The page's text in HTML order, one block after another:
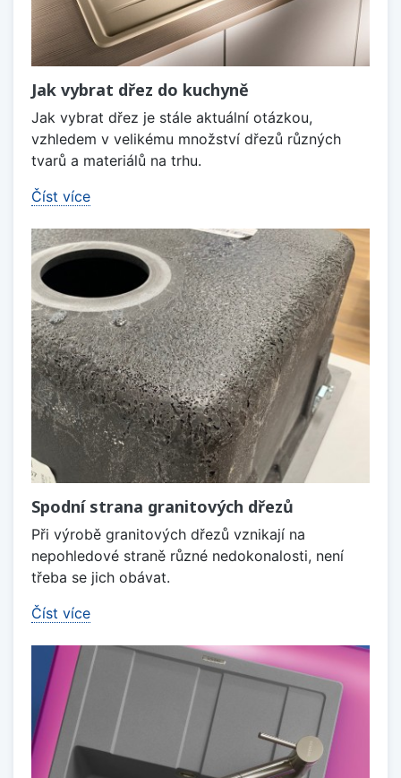
Jak vybrat dřez do kuchyně
Jak vybrat dřez je stále aktuální otázkou,
vzhledem v velikému množství dřezů různých
tvarů a materiálů na trhu.
Číst více
Spodní strana granitových dřezů
Při výrobě granitových dřezů vznikají na
nepohledové straně různé nedokonalosti, není
třeba se jich obávat.
Číst více